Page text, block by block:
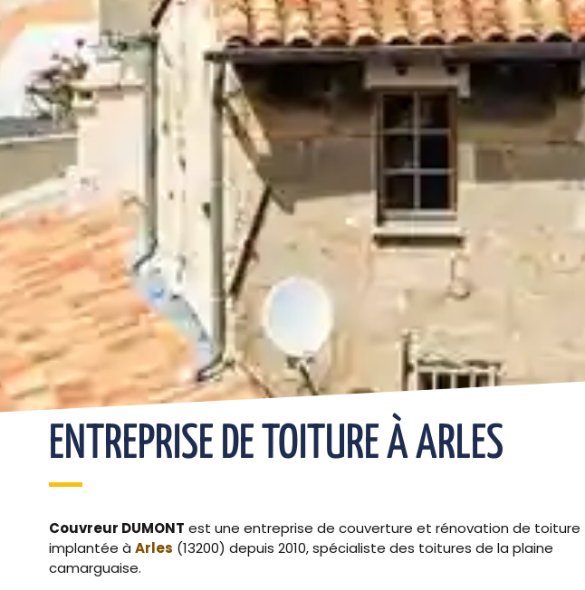
ENTREPRISE DE TOITURE À ARLES
Couvreur DUMONT est une entreprise de couverture et rénovation de toiture
implantée à Arles (13200) depuis 2010, spécialiste des toitures de la plaine
camarguaise.